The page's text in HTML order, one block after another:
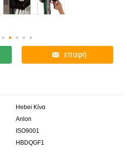
επαφή
Hebei Κίνα
Anlon
ISO9001
HBDQGF1